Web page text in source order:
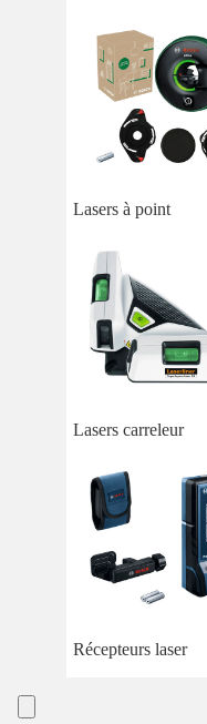
Lasers à point
Lasers carreleur
Récepteurs laser